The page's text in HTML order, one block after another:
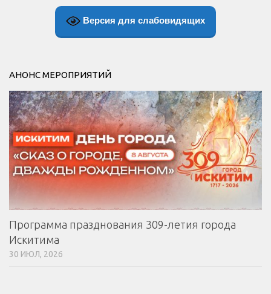
Контакты
Версия для слабовидящих
АНОНС МЕРОПРИЯТИЙ
Программа празднования 309-летия города
Искитима
30 ИЮЛ, 2026